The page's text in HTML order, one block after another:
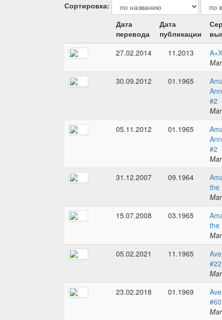
Сортировка:
Дата
перевода
Дата
публикации
27.02.2014
11.2013
30.09.2012
01.1965
#2
05.11.2012
01.1965
#2
31.12.2007
09.1964
the
15.07.2008
03.1965
the
05.02.2021
11.1965
#22
23.02.2018
01.1969
#60